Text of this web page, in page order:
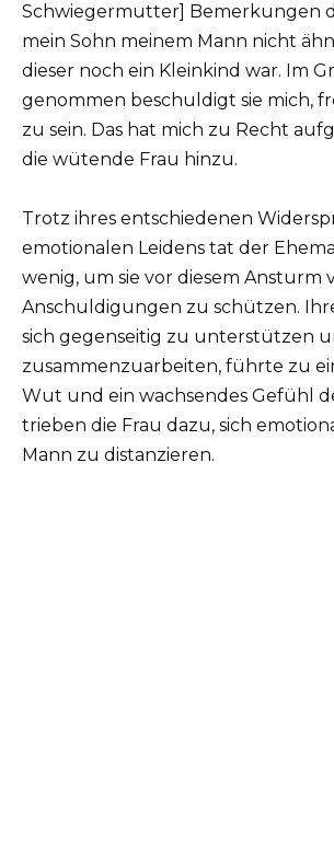
Schwiegermutter] Bemerkungen
mein Sohn meinem Mann nicht
dieser noch ein Kleinkind war. Im
genommen beschuldigt sie mich,
zu sein. Das hat mich zu Recht
die wütende Frau hinzu.
Trotz ihres entschiedenen
emotionalen Leidens tat der
wenig, um sie vor diesem Ansturm
Anschuldigungen zu schützen.
sich gegenseitig zu unterstützen
zusammenzuarbeiten, führte zu
Wut und ein wachsendes Gefühl
trieben die Frau dazu, sich
Mann zu distanzieren.